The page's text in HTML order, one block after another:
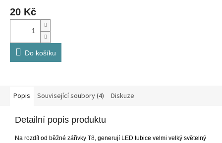
20 Kč
Do košíku
Popis Související soubory (4) Diskuze
Detailní popis produktu
Na rozdíl od běžné zářivky T8, generují LED tubice velmi velký světelný